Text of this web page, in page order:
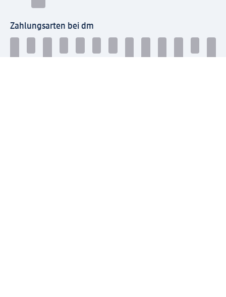
Zahlungsarten bei dm